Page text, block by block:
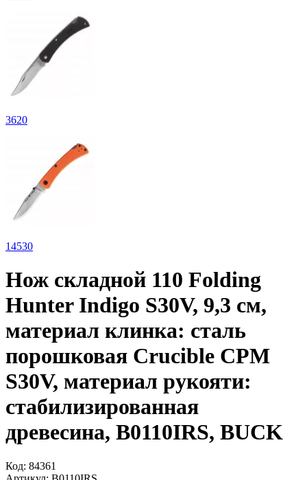
3620
14530
Нож складной 110 Folding
Hunter Indigo S30V, 9,3 см,
материал клинка: сталь
порошковая Crucible CPM
S30V, материал рукояти:
стабилизированная
древесина, B0110IRS, BUCK
Код: 84361